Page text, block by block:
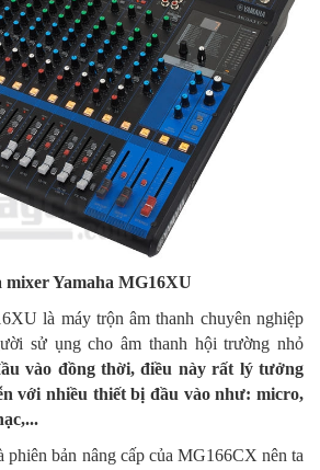
mixer Yamaha MG16XU
là máy trộn âm thanh chuyên nghiệp
sử ụng cho âm thanh hội trường nhỏ
vào đồng thời, điều này rất lý tưởng
với nhiều thiết bị đầu vào như: micro,
bản nâng cấp của MG166CX nên ta